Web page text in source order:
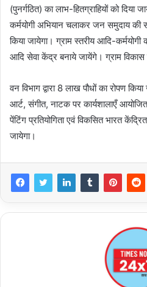
(पुनर्गठित) का लाभ-हितग्राहियों को दिया
कर्मयोगी अभियान चलाकर जन समुदाय की
किया जायेगा। ग्राम स्तरीय आदि-कर्मयोगी
आदि सेवा केंद्र बनाये जायेंगे। ग्राम विकास
वन विभाग द्वारा 8 लाख पौधों का रोपण
आर्ट, संगीत, नाटक पर कार्यशालाएँ
पेंटिंग प्रतियोगिता एवं विकसित भारत
जायेगा।